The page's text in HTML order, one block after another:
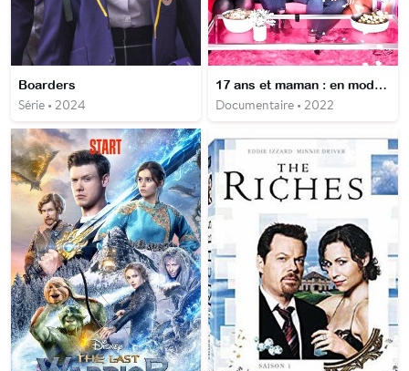
Boarders
Série • 2024
17 ans et maman : en mode spectatrices
Documentaire • 2022